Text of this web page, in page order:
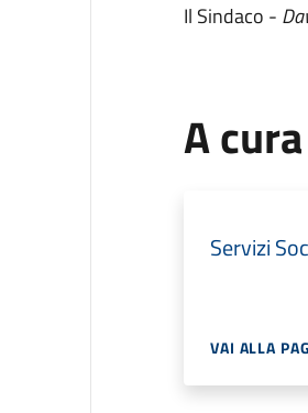
Il Sindaco -
A
Servizi
VAI ALLA